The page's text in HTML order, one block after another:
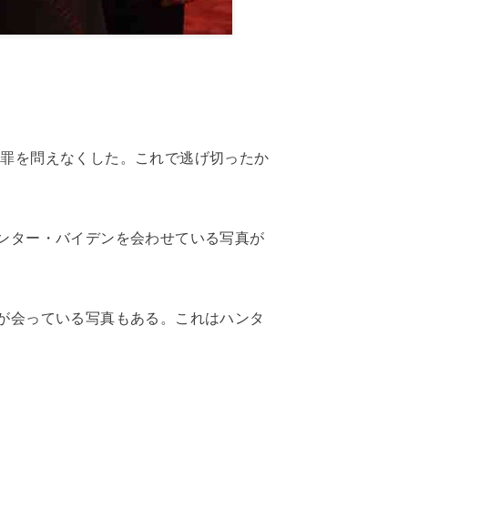
を問えなくした。これで逃げ切ったか
ター・バイデンを会わせている写真が
会っている写真もある。これはハンタ